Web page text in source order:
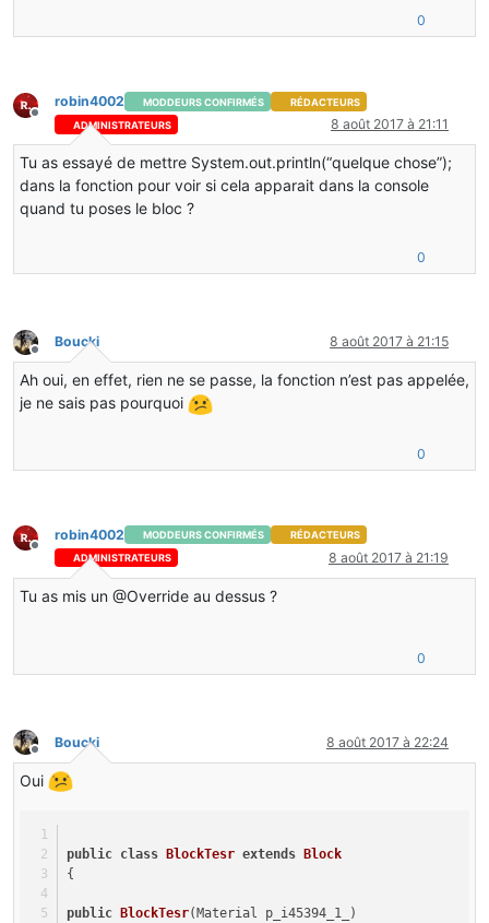
0
Hors-ligne
robin4002 MODDEURS CONFIRMÉS
RÉDACTEURS
ADMINISTRATEURS
8 août 2017 à 21:11
Tu as essayé de mettre System.out.println(“quelque chose”);
dans la fonction pour voir si cela apparait dans la console
quand tu poses le bloc ?
0
Hors-ligne
Boucki 8 août 2017 à 21:15
Ah oui, en effet, rien ne se passe, la fonction n’est pas appelée,
je ne sais pas pourquoi
0
Hors-ligne
robin4002 MODDEURS CONFIRMÉS
RÉDACTEURS
ADMINISTRATEURS
8 août 2017 à 21:19
Tu as mis un @Override au dessus ?
0
Hors-ligne
Boucki 8 août 2017 à 22:24
Oui
public class BlockTesr extends Block
{
public BlockTesr(Material p_i45394_1_)